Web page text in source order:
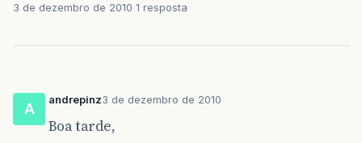
3 de dezembro de 2010 1 resposta
A
andrepinz3 de dezembro de 2010
Boa tarde,